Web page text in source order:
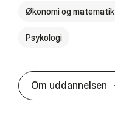
Økonomi og matematik
Psykologi
Om uddannelsen